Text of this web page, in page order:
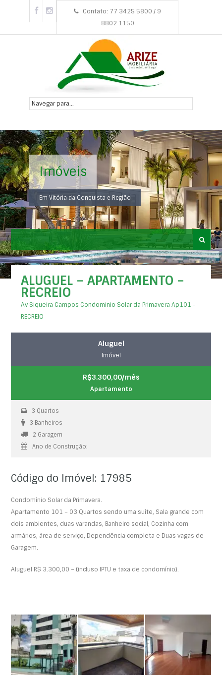
Contato: 77 3425 5800 / 9
8802 1150
Imóveis
Em Vitória da Conquista e Região
ALUGUEL – APARTAMENTO –
RECREIO
Av Siqueira Campos Condominio Solar da Primavera Ap101 -
RECREIO
Aluguel
Imóvel
R$3.300,00/mês
Apartamento
3 Quartos
3 Banheiros
2 Garagem
Ano de Construção:
Código do Imóvel: 17985
Condomínio Solar da Primavera.
Apartamento 101 – 03 Quartos sendo uma suíte, Sala grande com
dois ambientes, duas varandas, Banheiro social, Cozinha com
armários, área de serviço, Dependência completa e Duas vagas de
Garagem.
Aluguel R$ 3.300,00 – (incluso IPTU e taxa de condomínio).